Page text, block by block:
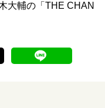
大輔の「THE CHAN